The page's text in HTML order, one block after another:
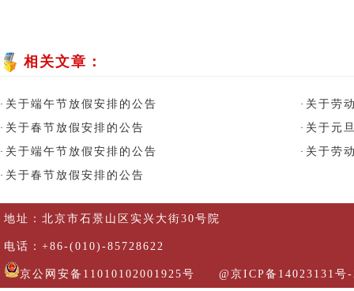
相关文章：
· 关于端午节放假安排的公告 · 关于劳
· 关于春节放假安排的公告 · 关于元
· 关于端午节放假安排的公告 · 关于劳
· 关于春节放假安排的公告
地址：北京市石景山区实兴大街30号院
电话：+86-(010)-85728622
京公网安备11010102001925号 @京ICP备14023131号